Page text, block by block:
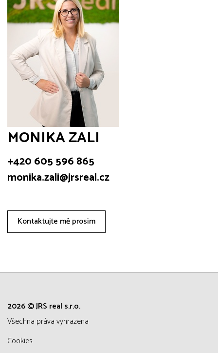
MONIKA ZALI
+420 605 596 865
monika.zali@jrsreal.cz
Kontaktujte mě prosím
2026 © JRS real s.r.o.
všechna práva vyhrazena
Cookies